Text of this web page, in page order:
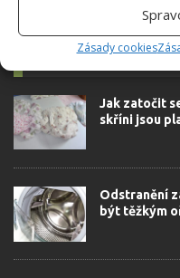
Zásady cookies
Jak zatočit
skříni jsou
Odstranění
být těžkým